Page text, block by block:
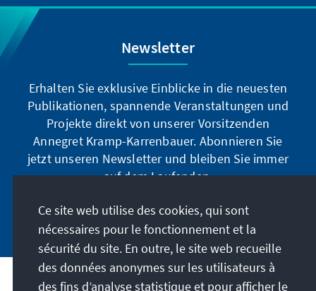
Newsletter
Erhalten Sie exklusive Einblicke in die neuesten
Publikationen, spannende Veranstaltungen und
Projekte direkt von unserer Vorsitzenden
Annegret Kramp-Karrenbauer. Abonnieren Sie
jetzt unseren Newsletter und bleiben Sie immer
auf dem Laufenden.
Jetzt abonnieren
Notre mission
Ce site web utilise des cookies, qui sont
nécessaires pour le fonctionnement et la
sécurité du site. En outre, le site web recueille
des données anonymes sur les utilisateurs à
des fins d’analyse statistique et pour afficher le